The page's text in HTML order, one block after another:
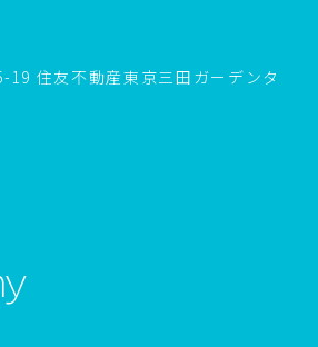
19 住友不動産東京三田ガーデンタ